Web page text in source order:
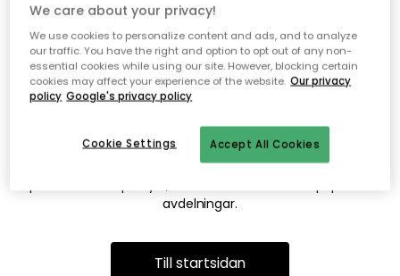
Vi hittar tyvärr inte sidan du
söker
Detta kan bero på att sidan inte längre finns eller att den har
flyttats. Vi ber om ursäkt för besväret. I menyn ovan kan du
prova att söka på nytt, eller besöka en av våra populära
avdelningar.
Till startsidan
We care about your privacy!
We use cookies to personalize content and ads, and to analyze
our traffic. You have the right and option to opt out of any non-
essential cookies while using our site. However, blocking certain
cookies may affect your experience of the website. Our privacy
policy Google's privacy policy
Accept All Cookies
Cookie Settings